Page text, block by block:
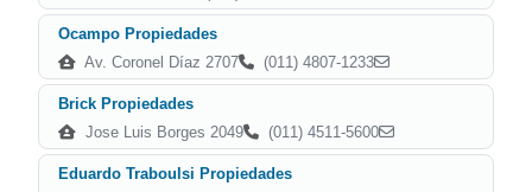
Ocampo Propiedades
Av. Coronel Díaz 2707
(011) 4807-1233
Brick Propiedades
Jose Luis Borges 2049
(011) 4511-5600
Eduardo Traboulsi Propiedades